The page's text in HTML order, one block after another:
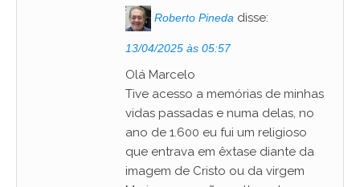
Roberto Pineda disse:
13/04/2025 às 05:57
Olá Marcelo
Tive acesso a memórias de minhas
vidas passadas e numa delas, no
ano de 1.600 eu fui um religioso
que entrava em êxtase diante da
imagem de Cristo ou da virgem